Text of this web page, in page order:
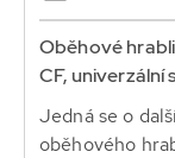
Oběhové
CF, univerzální
Jedná se o
oběhového